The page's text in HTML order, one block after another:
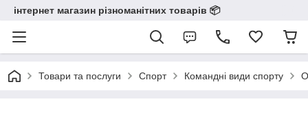
інтернет магазин різноманітних товарів 📦️️️️️️
Товари та послуги Спорт Командні види спорту